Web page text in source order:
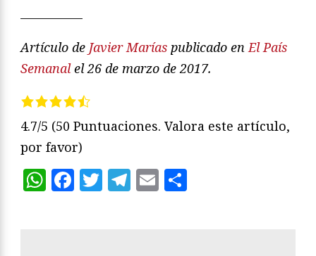
Artículo de Javier Marías publicado enEl País
Semanalel 26 de marzo de 2017.
4.7/5 (50 Puntuaciones. Valora este artículo,
por favor)
WhatsApp
Facebook
Twitter
Telegram
Email